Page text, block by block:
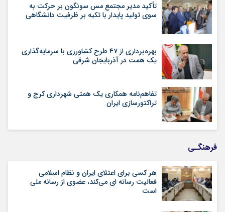
تأکید مدیر مجتمع مس سونگون بر حرکت به
سوی تولید پایدار با تکیه بر ظرفیت دانشگاهی
بهره‌برداری از ۴۷ طرح کشاورزی با سرمایه‌گذاری
یک همت در آذربایجان شرقی
تفاهم‌نامه همکاری یک همتی شهرداری کرج و
تراکتورسازی ایران
فرهنگـی
هر کسی برای اعتلای ایران و نظام اسلامی
فعالیت رسانه ای می‌کند، عضوی از رسانه ملی
است